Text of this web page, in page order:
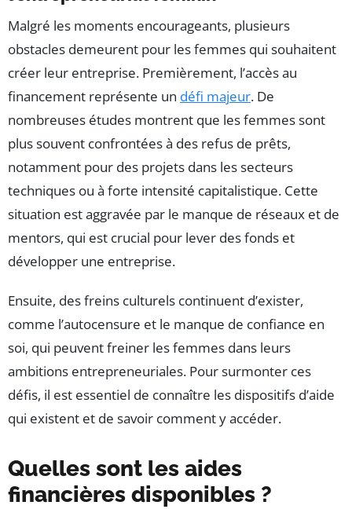
Malgré les moments encourageants, plusieurs
obstacles demeurent pour les femmes qui souhaitent
créer leur entreprise. Premièrement, l’accès au
financement représente un défi majeur. De
nombreuses études montrent que les femmes sont
plus souvent confrontées à des refus de prêts,
notamment pour des projets dans les secteurs
techniques ou à forte intensité capitalistique. Cette
situation est aggravée par le manque de réseaux et de
mentors, qui est crucial pour lever des fonds et
développer une entreprise.
Ensuite, des freins culturels continuent d’exister,
comme l’autocensure et le manque de confiance en
soi, qui peuvent freiner les femmes dans leurs
ambitions entrepreneuriales. Pour surmonter ces
défis, il est essentiel de connaître les dispositifs d’aide
qui existent et de savoir comment y accéder.
Quelles sont les aides
financières disponibles ?